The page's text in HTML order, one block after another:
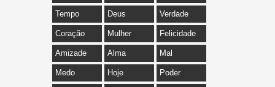
Tempo Deus Verdade
Coração Mulher Felicidade
Amizade Alma Mal
Medo Hoje Poder